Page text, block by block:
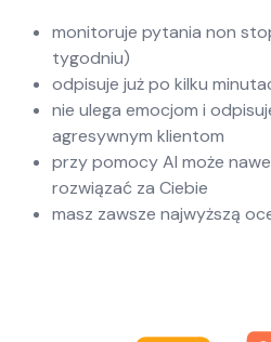
monitoruje pytania non
tygodniu)
odpisuje już po kilku
nie ulega emocjom i
agresywnym klientom
przy pomocy AI może
rozwiązać za Ciebie
masz zawsze najwyższą